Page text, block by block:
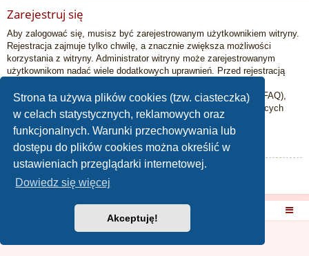
Strona ta używa plików cookies (tzw. ciasteczka)
w celach statystycznych, reklamowych oraz
funkcjonalnych. Warunki przechowywania lub
dostępu do plików cookies można określić w
ustawieniach przeglądarki internetowej.
Dowiedz się więcej
Akceptuję!
Zarejestruj się
Aby zalogować się, musisz być zarejestrowanym użytkownikiem witryny.
Rejestracja zajmuje tylko chwilę, a znacznie zwiększa możliwości
korzystania z witryny. Administrator witryny może zarejestrowanym
użytkownikom nadać wiele dodatkowych uprawnień. Przed rejestracją
osobowych oraz z odpowiedziami na często zadawane pytania (FAQ),
gdzie jest wyjaśnionych wiele podstawowych zagadnień dotyczących
funkcjonowania witryny.
Regulamin | Zasady ochrony danych osobowych